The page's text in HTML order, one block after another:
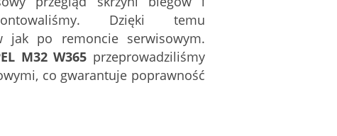
Dzięki temu
jak po remoncie serwisowym.
M32 W365 przeprowadziliśmy
co gwarantuje poprawność